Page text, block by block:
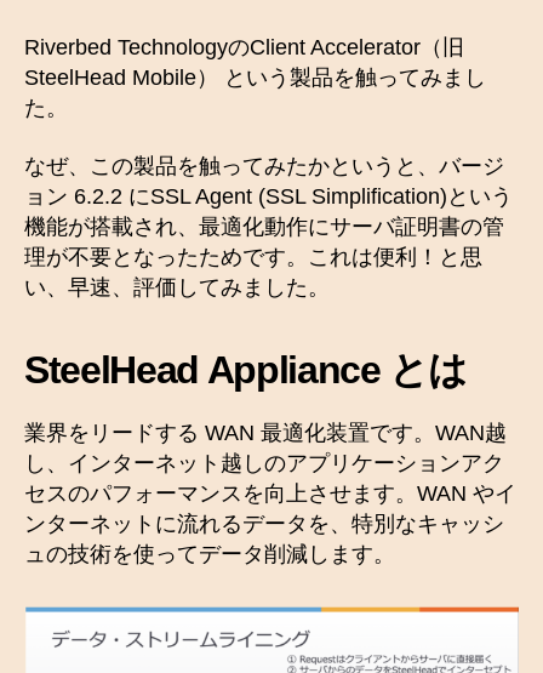
Riverbed TechnologyのClient Accelerator（旧
SteelHead Mobile） という製品を触ってみまし
た。
なぜ、この製品を触ってみたかというと、バージ
ョン 6.2.2 にSSL Agent (SSL Simplification)という
機能が搭載され、最適化動作にサーバ証明書の管
理が不要となったためです。これは便利！と思
い、早速、評価してみました。
SteelHead Appliance とは
業界をリードする WAN 最適化装置です。WAN越
し、インターネット越しのアプリケーションアク
セスのパフォーマンスを向上させます。WAN やイ
ンターネットに流れるデータを、特別なキャッシ
ュの技術を使ってデータ削減します。